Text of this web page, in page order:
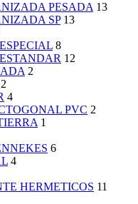
PESADA 13
SP 13
8
12
2
2
4
PVC 2
1
6
4
HERMETICOS 11